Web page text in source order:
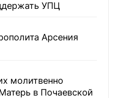
УПЦ
Арсения
молитвенно
в Почаевской